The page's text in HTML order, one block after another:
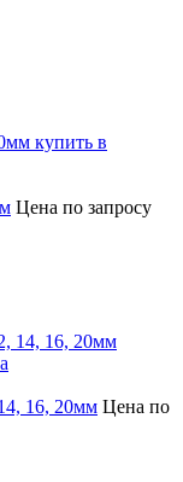
Цена по запросу
16, 20мм Цена по